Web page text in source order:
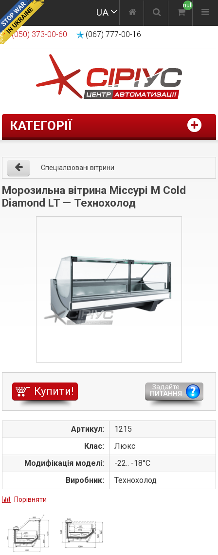
UA
null
(050) 373-00-60 (067) 777-00-16
КАТЕГОРІЇ
Спеціалізовані вітрини
Морозильна вітрина Міссурі М Cold
Diamond LT — Технохолод
Купити!
Задайте
ПИТАННЯ
Артикул:
1215
Клас:
Люкс
Модифікація моделі:
-22.. -18°С
Виробник:
Технохолод
Порівняти